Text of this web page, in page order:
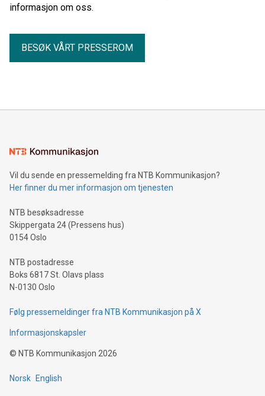
informasjon om oss.
BESØK VÅRT PRESSEROM
Vil du sende en pressemelding fra NTB Kommunikasjon?
Her finner du mer informasjon om tjenesten
NTB besøksadresse
Skippergata 24 (Pressens hus)
0154 Oslo
NTB postadresse
Boks 6817 St. Olavs plass
N-0130 Oslo
Følg pressemeldinger fra NTB Kommunikasjon på X
Informasjonskapsler
© NTB Kommunikasjon 2026
Norsk English